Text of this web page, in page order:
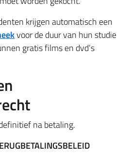
krijgen automatisch een
voor de duur van hun studie
gratis films en dvd’s
na betaling.